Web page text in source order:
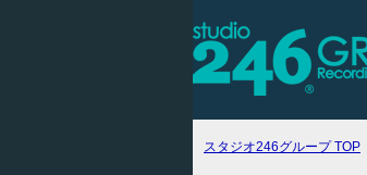
スタジオ246グループTOP